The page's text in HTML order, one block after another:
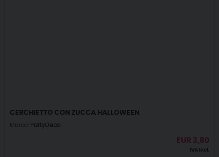
CERCHIETTO CON ZUCCA HALLOWEEN
Marca: PartyDeco
EUR 3,80
IVA incl.